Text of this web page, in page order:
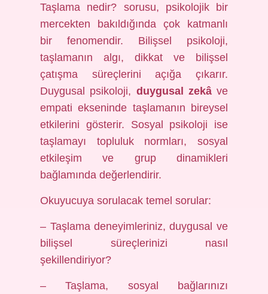
Taşlama nedir? sorusu, psikolojik bir
mercekten bakıldığında çok katmanlı
bir fenomendir. Bilişsel psikoloji,
taşlamanın algı, dikkat ve bilişsel
çatışma süreçlerini açığa çıkarır.
Duygusal psikoloji, duygusal zekâve
empati ekseninde taşlamanın bireysel
etkilerini gösterir. Sosyal psikoloji ise
taşlamayı topluluk normları, sosyal
etkileşim ve grup dinamikleri
bağlamında değerlendirir.
Okuyucuya sorulacak temel sorular:
– Taşlama deneyimleriniz, duygusal ve
bilişsel süreçlerinizi nasıl
şekillendiriyor?
– Taşlama, sosyal bağlarınızı